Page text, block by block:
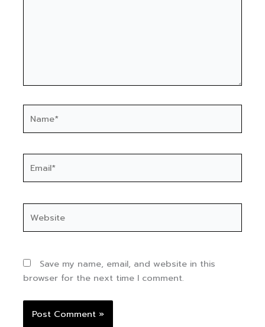
Save my name, email, and website in this
browser for the next time I comment.